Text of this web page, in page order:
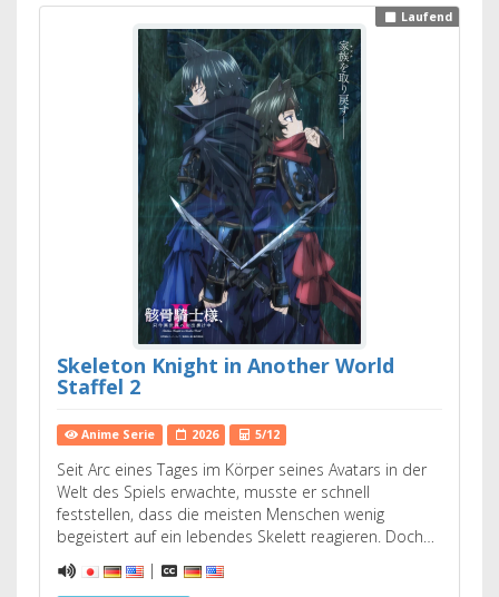
Laufend
Skeleton Knight in Another World
Staffel 2
Anime Serie 2026 5/12
Seit Arc eines Tages im Körper seines Avatars in der
Welt des Spiels erwachte, musste er schnell
feststellen, dass die meisten Menschen wenig
begeistert auf ein lebendes Skelett reagieren. Doch…
|